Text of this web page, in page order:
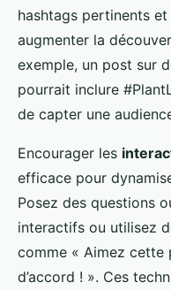
hashtags pertinents
augmenter la
exemple, un post sur
pourrait inclure
de capter une
Encourager les
efficace pour
Posez des questions
interactifs ou utilisez
comme « Aimez cette
d’accord ! ». Ces